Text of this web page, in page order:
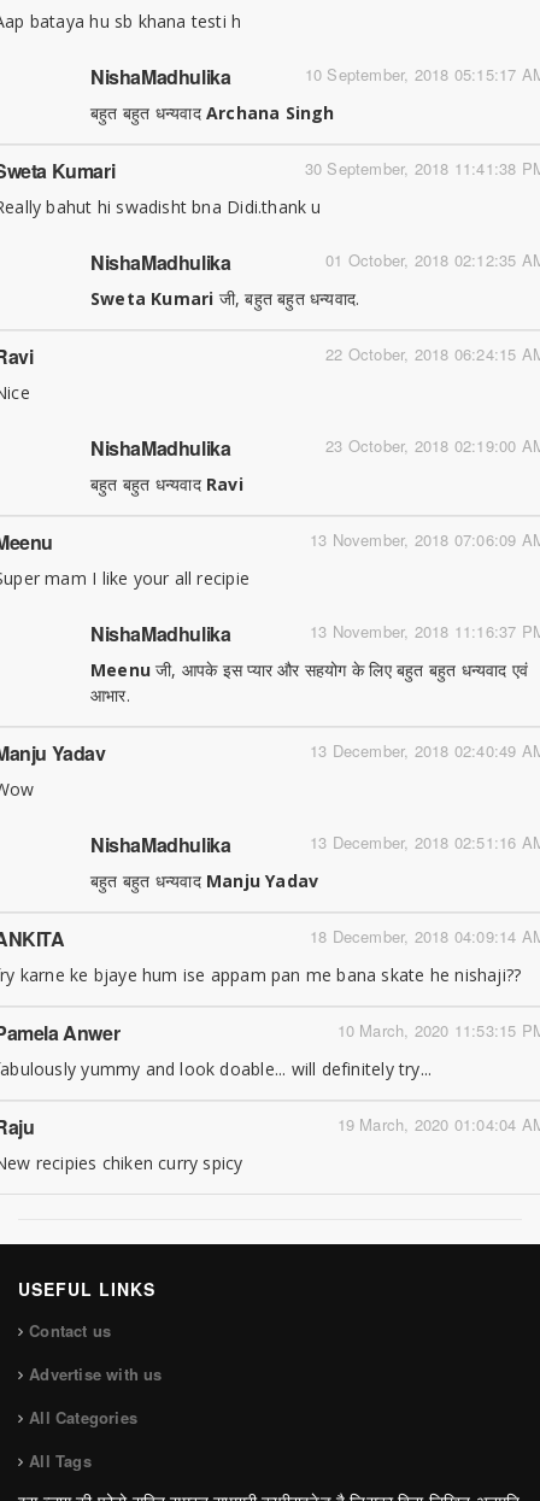
bataya hu sb khana testi h
10 September, 2018 05:15:17
NishaMadhulika
बहुत बहुत धन्यवाद Archana Singh
30 September, 2018 11:41:38
Kumari
bahut hi swadisht bna Didi.thank u
01 October, 2018 02:12:35
NishaMadhulika
Sweta Kumari जी, बहुत बहुत धन्यवाद.
22 October, 2018 06:24:15
23 October, 2018 02:19:00
NishaMadhulika
बहुत बहुत धन्यवाद Ravi
13 November, 2018 07:06:09
mam I like your all recipie
13 November, 2018 11:16:37
NishaMadhulika
Meenuजी, आपके इस प्यार और सहयोग के लिए बहुत बहुत धन्यवाद एवं
आभार.
13 December, 2018 02:40:49
Yadav
13 December, 2018 02:51:16
NishaMadhulika
बहुत बहुत धन्यवाद Manju Yadav
18 December, 2018 04:09:14
karne ke bjaye hum ise appam pan me bana skate he nishaji??
10 March, 2020 11:53:15
Anwer
yummy and look doable... will definitely try...
19 March, 2020 01:04:04
recipies chiken curry spicy
USEFUL LINKS
Contact us
Advertise with us
All Categories
All Tags